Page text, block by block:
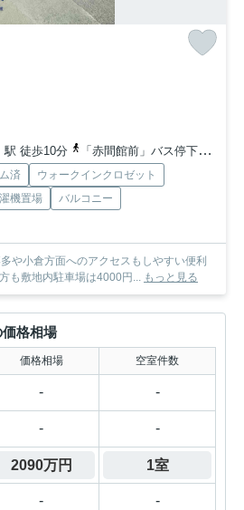
駅 徒歩10分
「赤間館前」バス停下車 徒歩4分
済
ウォークインクロゼット
機置場
バルコニー
や小倉方面へのアクセスもしやすい便利
も敷地内駐車場は4000円... もっと見る
格相場
価格相場 空室件数
- -
- -
2090万円 1室
- -